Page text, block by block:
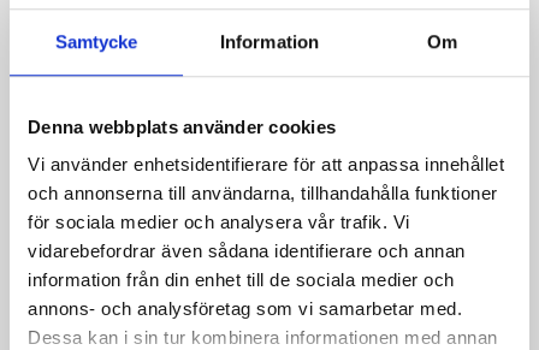
Samtycke Information Om
Denna webbplats använder cookies
Vi använder enhetsidentifierare för att anpassa innehållet
och annonserna till användarna, tillhandahålla funktioner
för sociala medier och analysera vår trafik. Vi
vidarebefordrar även sådana identifierare och annan
information från din enhet till de sociala medier och
annons- och analysföretag som vi samarbetar med.
Dessa kan i sin tur kombinera informationen med annan
BYXOR MED CODPIECE
499,00 kr
Inkl. moms
Storlek
M
Kvantitet
 LÄGG TILL I VARUKORGEN